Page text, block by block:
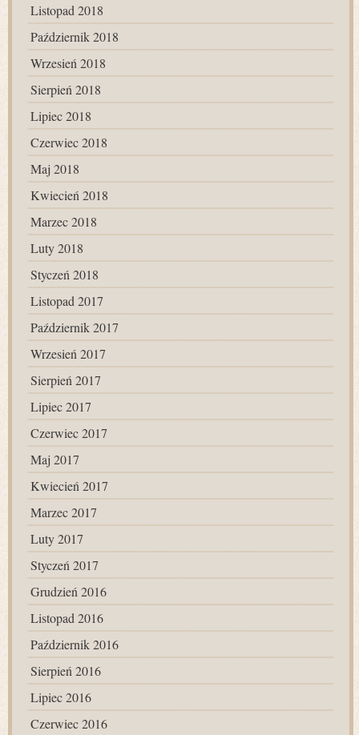
Listopad 2018
Październik 2018
Wrzesień 2018
Sierpień 2018
Lipiec 2018
Czerwiec 2018
Maj 2018
Kwiecień 2018
Marzec 2018
Luty 2018
Styczeń 2018
Listopad 2017
Październik 2017
Wrzesień 2017
Sierpień 2017
Lipiec 2017
Czerwiec 2017
Maj 2017
Kwiecień 2017
Marzec 2017
Luty 2017
Styczeń 2017
Grudzień 2016
Listopad 2016
Październik 2016
Sierpień 2016
Lipiec 2016
Czerwiec 2016